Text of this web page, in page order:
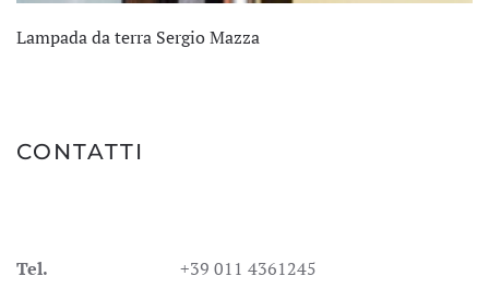
Lampada da terra Sergio Mazza
CONTATTI
Tel.
+39 011 4361245